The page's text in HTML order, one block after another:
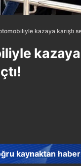
kazaya karıştı
kazaya
kaynaktan